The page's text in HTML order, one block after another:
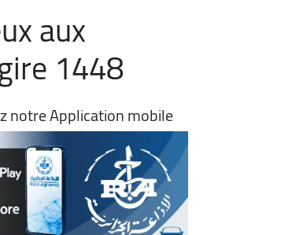
aux
1448
notre Application mobile